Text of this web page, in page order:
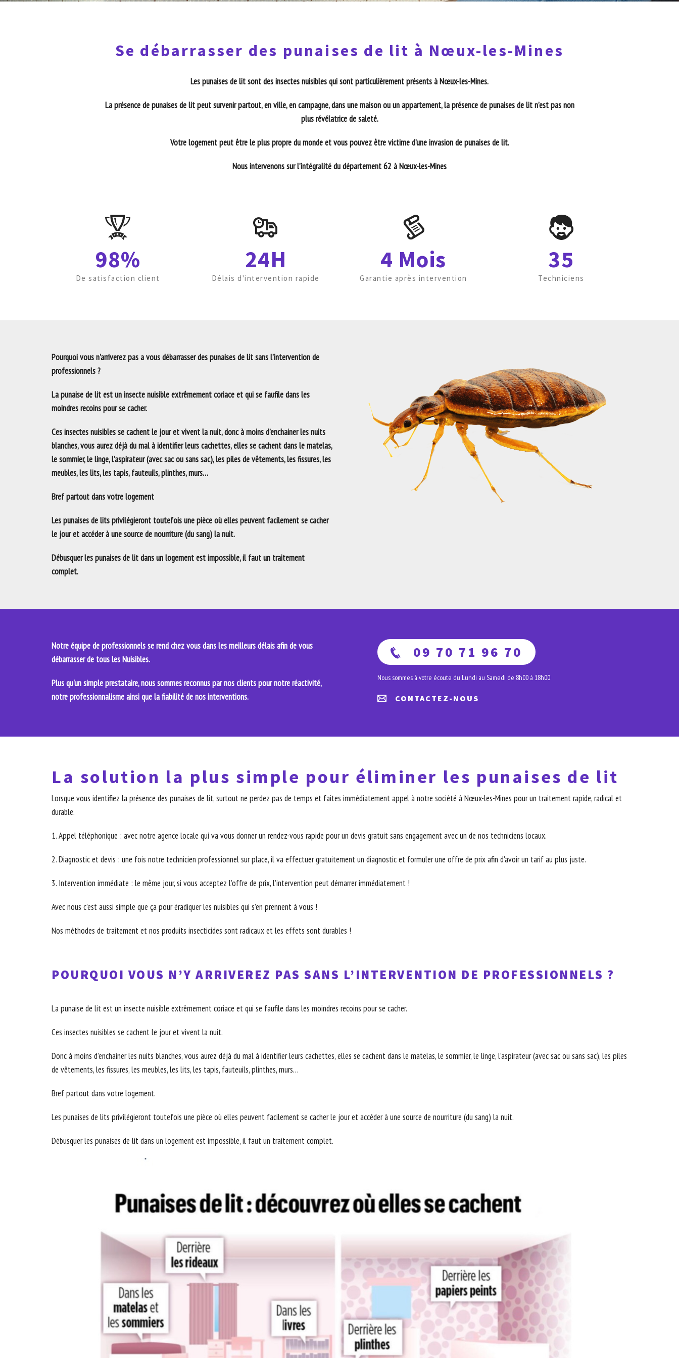
Se débarrasser des punaises de lit à Nœux-les-Mines
Les punaises de lit sont des insectes nuisibles qui sont particulièrement présents à Nœux-les-Mines.
La présence de punaises de lit peut survenir partout, en ville, en campagne, dans une maison ou un appartement, la présence de punaises de lit n’est pas non
plus révélatrice de saleté.
Votre logement peut être le plus propre du monde et vous pouvez être victime d’une invasion de punaises de lit.
Nous intervenons sur l’intégralité du département 62 à Nœux-les-Mines
98%
De satisfaction client
24H
Délais d'intervention rapide
4 Mois
Garantie après intervention
35
Techniciens
Pourquoi vous n'arriverez pas a vous débarrasser des punaises de lit sans l’intervention de
professionnels ?
La punaise de lit est un insecte nuisible extrêmement coriace et qui se faufile dans les
moindres recoins pour se cacher.
Ces insectes nuisibles se cachent le jour et vivent la nuit, donc à moins d’enchainer les nuits
blanches, vous aurez déjà du mal à identifier leurs cachettes, elles se cachent dans le matelas,
le sommier, le linge, l’aspirateur (avec sac ou sans sac), les piles de vêtements, les fissures, les
meubles, les lits, les tapis, fauteuils, plinthes, murs…
Bref partout dans votre logement
Les punaises de lits privilégieront toutefois une pièce où elles peuvent facilement se cacher
le jour et accéder à une source de nourriture (du sang) la nuit.
Débusquer les punaises de lit dans un logement est impossible, il faut un traitement
complet.
Notre équipe de professionnels se rend chez vous dans les meilleurs délais afin de vous
débarrasser de tous les Nuisibles.
Plus qu'un simple prestataire, nous sommes reconnus par nos clients pour notre réactivité,
notre professionnalisme ainsi que la fiabilité de nos interventions.
09 70 71 96 70
Nous sommes à votre écoute du Lundi au Samedi de 8h00 à 18h00
CONTACTEZ-NOUS
La solution la plus simple pour éliminer les punaises de lit
Lorsque vous identifiez la présence des punaises de lit, surtout ne perdez pas de temps et faites immédiatement appel à notre société à Nœux-les-Mines pour un traitement rapide, radical et
durable.
1. Appel téléphonique : avec notre agence locale qui va vous donner un rendez-vous rapide pour un devis gratuit sans engagement avec un de nos techniciens locaux.
2. Diagnostic et devis : une fois notre technicien professionnel sur place, il va effectuer gratuitement un diagnostic et formuler une offre de prix afin d'avoir un tarif au plus juste.
3. Intervention immédiate : le même jour, si vous acceptez l’offre de prix, l’intervention peut démarrer immédiatement !
Avec nous c’est aussi simple que ça pour éradiquer les nuisibles qui s’en prennent à vous !
Nos méthodes de traitement et nos produits insecticides sont radicaux et les effets sont durables !
POURQUOI VOUS N’Y ARRIVEREZ PAS SANS L’INTERVENTION DE PROFESSIONNELS ?
La punaise de lit est un insecte nuisible extrêmement coriace et qui se faufile dans les moindres recoins pour se cacher.
Ces insectes nuisibles se cachent le jour et vivent la nuit.
Donc à moins d’enchainer les nuits blanches, vous aurez déjà du mal à identifier leurs cachettes, elles se cachent dans le matelas, le sommier, le linge, l’aspirateur (avec sac ou sans sac), les piles
de vêtements, les fissures, les meubles, les lits, les tapis, fauteuils, plinthes, murs…
Bref partout dans votre logement.
Les punaises de lits privilégieront toutefois une pièce où elles peuvent facilement se cacher le jour et accéder à une source de nourriture (du sang) la nuit.
Débusquer les punaises de lit dans un logement est impossible, il faut un traitement complet.